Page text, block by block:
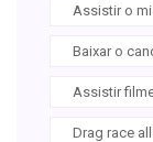
Assistir o
Baixar o
Assistir
Drag race